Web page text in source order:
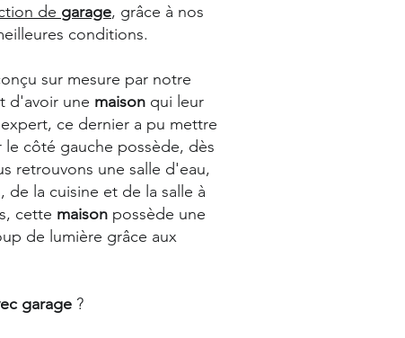
de garage, grâce à nos
conditions.
sur mesure par notre
d'avoir une maisonqui leur
ce dernier a pu mettre
le côté gauche possède, dès
retrouvons une salle d'eau,
la cuisine et de la salle à
cette maisonpossède une
de lumière grâce aux
garage?